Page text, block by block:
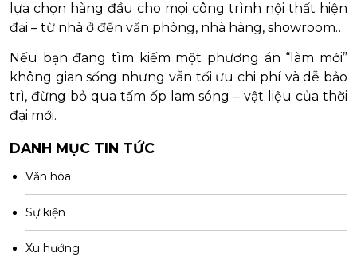
lựa chọn hàng đầu cho mọi công trình nội thất hiện
đại – từ nhà ở đến văn phòng, nhà hàng, showroom…
Nếu bạn đang tìm kiếm một phương án “làm mới”
không gian sống nhưng vẫn tối ưu chi phí và dễ bảo
trì, đừng bỏ qua tấm ốp lam sóng – vật liệu của thời
đại mới.
DANH MỤC TIN TỨC
Văn hóa
Sự kiện
Xu hướng